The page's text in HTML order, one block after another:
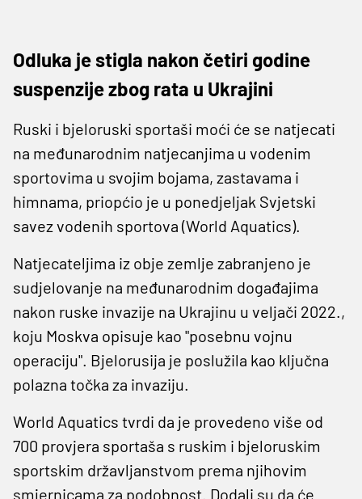
Odluka je stigla nakon četiri godine
suspenzije zbog rata u Ukrajini
Ruski i bjeloruski sportaši moći će se natjecati
na međunarodnim natjecanjima u vodenim
sportovima u svojim bojama, zastavama i
himnama, priopćio je u ponedjeljak Svjetski
savez vodenih sportova (World Aquatics).
Natjecateljima iz obje zemlje zabranjeno je
sudjelovanje na međunarodnim događajima
nakon ruske invazije na Ukrajinu u veljači 2022.,
koju Moskva opisuje kao "posebnu vojnu
operaciju". Bjelorusija je poslužila kao ključna
polazna točka za invaziju.
World Aquatics tvrdi da je provedeno više od
700 provjera sportaša s ruskim i bjeloruskim
sportskim državljanstvom prema njihovim
smjernicama za podobnost. Dodali su da će